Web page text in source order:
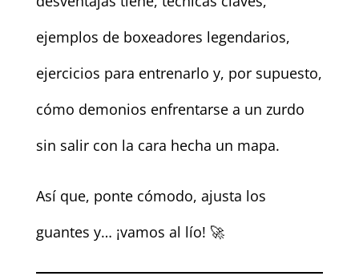
ejemplos de boxeadores legendarios,
ejercicios para entrenarlo y, por supuesto,
cómo demonios enfrentarse a un zurdo
sin salir con la cara hecha un mapa.
Así que, ponte cómodo, ajusta los
guantes y… ¡vamos al lío! 🚀